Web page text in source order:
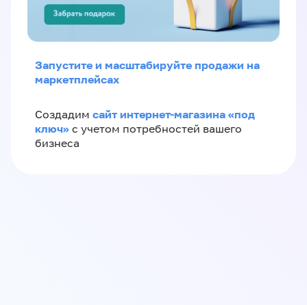
Запустите и масштабируйте продажи на
маркетплейсах
Создадим сайт интернет-магазина «под
ключ» с учетом потребностей вашего
бизнеса